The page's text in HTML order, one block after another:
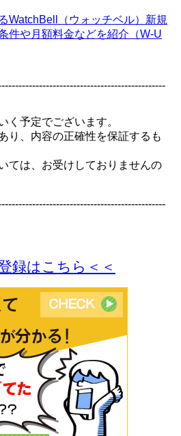
WatchBell（ウォッチベル）新規
件や月額料金などを紹介（W-U
予定でございます。
り、内容の正確性を保証するも
ては、お受けしておりませんの
録はこちら＜＜